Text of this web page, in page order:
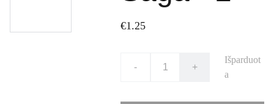
€1.25
- +
Išparduot
a